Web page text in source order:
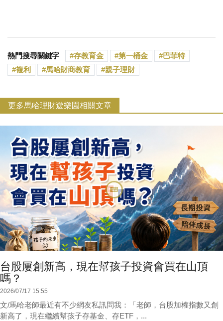
熱門搜尋關鍵字 存教育金 第一桶金
巴菲特
複利
馬哈財商教育 親子理財
更多馬哈理財遊樂園相關文章
台股屢創新高，現在幫孩子投資會買在山頂
嗎？
2026/07/17 15:55
文/馬哈老師最近有不少網友私訊問我：「老師，台股加權指數又創
新高了，現在繼續幫孩子存基金、存ETF，...